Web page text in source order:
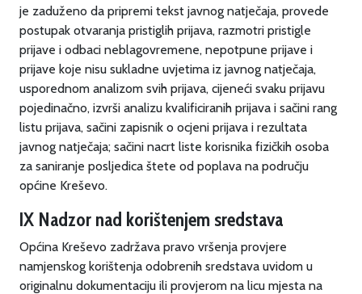
je zaduženo da pripremi tekst javnog natječaja, provede
postupak otvaranja pristiglih prijava, razmotri pristigle
prijave i odbaci neblagovremene, nepotpune prijave i
prijave koje nisu sukladne uvjetima iz javnog natječaja,
usporednom analizom svih prijava, cijeneći svaku prijavu
pojedinačno, izvrši analizu kvalificiranih prijava i sačini rang
listu prijava, sačini zapisnik o ocjeni prijava i rezultata
javnog natječaja; sačini nacrt liste korisnika fizičkih osoba
za saniranje posljedica štete od poplava na području
općine Kreševo.
IX Nadzor nad korištenjem sredstava
Općina Kreševo zadržava pravo vršenja provjere
namjenskog korištenja odobrenih sredstava uvidom u
originalnu dokumentaciju ili provjerom na licu mjesta na